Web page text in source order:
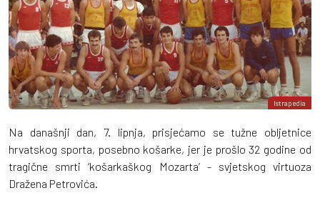
Istrapedia
Na današnji dan, 7. lipnja, prisjećamo se tužne obljetnice
hrvatskog sporta, posebno košarke, jer je prošlo 32 godine od
tragične smrti ‘košarkaškog Mozarta’ - svjetskog virtuoza
Dražena Petrovića.